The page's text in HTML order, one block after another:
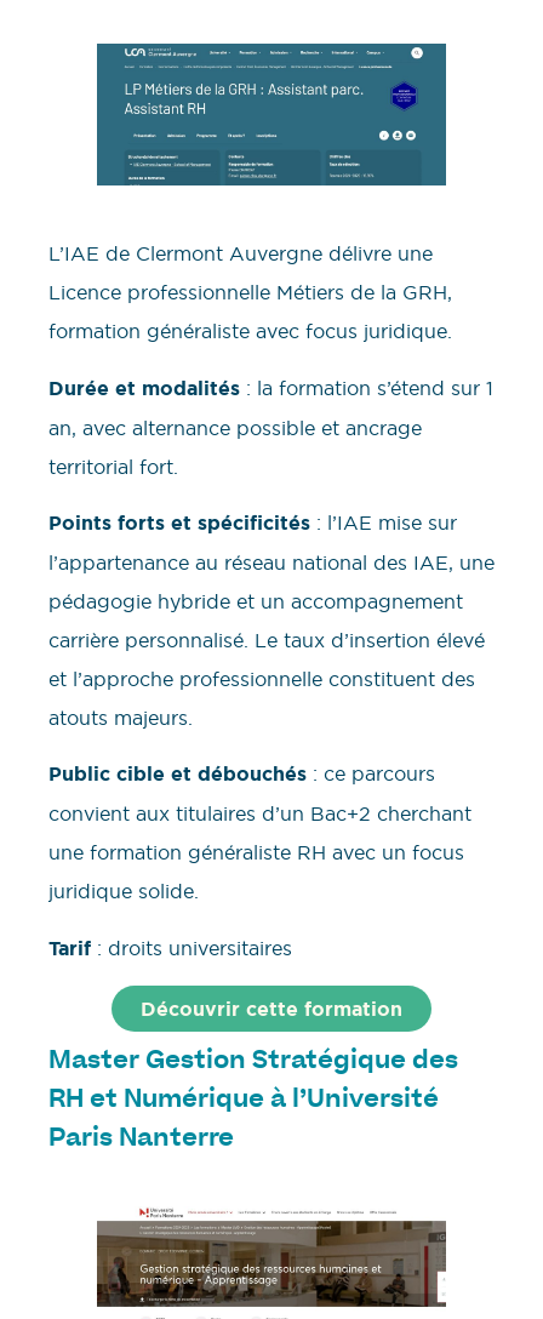
L’IAE de Clermont Auvergne délivre une
Licence professionnelle Métiers de la GRH,
formation généraliste avec focus juridique.
Durée et modalités : la formation s’étend sur 1
an, avec alternance possible et ancrage
territorial fort.
Points forts et spécificités : l’IAE mise sur
l’appartenance au réseau national des IAE, une
pédagogie hybride et un accompagnement
carrière personnalisé. Le taux d’insertion élevé
et l’approche professionnelle constituent des
atouts majeurs.
Public cible et débouchés : ce parcours
convient aux titulaires d’un Bac+2 cherchant
une formation généraliste RH avec un focus
juridique solide.
Tarif : droits universitaires
Découvrir cette formation
Master Gestion Stratégique des
RH et Numérique à l’Université
Paris Nanterre